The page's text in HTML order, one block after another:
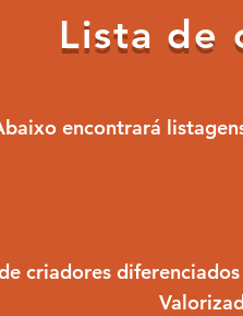
Lista de
encontrará
criadores